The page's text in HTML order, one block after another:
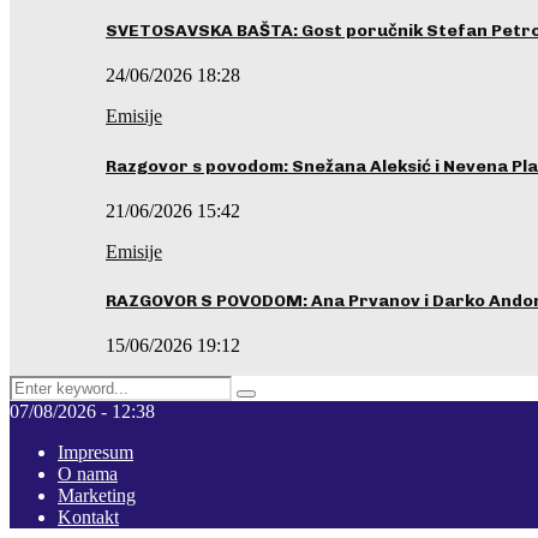
SVETOSAVSKA BAŠTA: Gost poručnik Stefan
24/06/2026 18:28
Emisije
Razgovor s povodom: Snežana Aleksić i Nevena
21/06/2026 15:42
Emisije
RAZGOVOR S POVODOM: Ana Prvanov i Darko
15/06/2026 19:12
Search
for:
Pretraga
07/08/2026 - 12:38
Impresum
O nama
Marketing
Kontakt